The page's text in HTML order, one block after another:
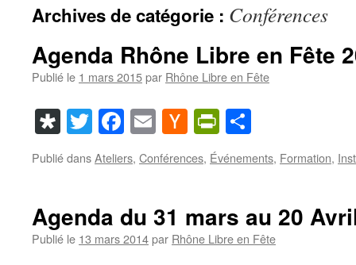
Archives de catégorie : Conférences
Agenda Rhône Libre en Fête
Publié le 1 mars 2015par Rhône Libre en Fête
Diaspora
TwitterFacebook
EmailHacker
News
PrintFriendly
Publié dansAteliers, Conférences, Événements, Formation,
Agenda du 31 mars au 20
Publié le 13 mars 2014par Rhône Libre en Fête